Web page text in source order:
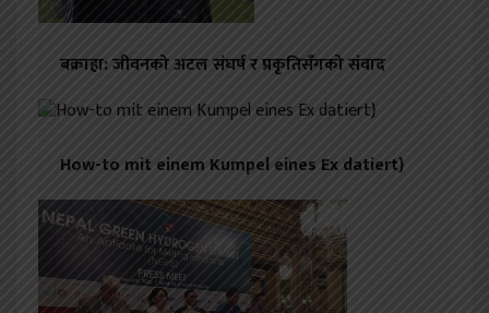
बक्राहा: जीवनको अटल संघर्ष र प्रकृतिसँगको संवाद
How-to mit einem Kumpel eines Ex datiert}